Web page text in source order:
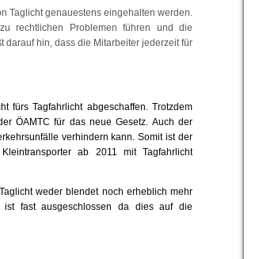
Taglicht genauestens eingehalten werden.
rechtlichen Problemen führen und die
darauf hin, dass die Mitarbeiter jederzeit für
fürs Tagfahrlicht abgeschaffen. Trotzdem
ÖAMTC für das neue Gesetz. Auch der
verhindern kann. Somit ist der
ab 2011 mit Tagfahrlicht
weder blendet noch erheblich mehr
ist fast ausgeschlossen da dies auf die